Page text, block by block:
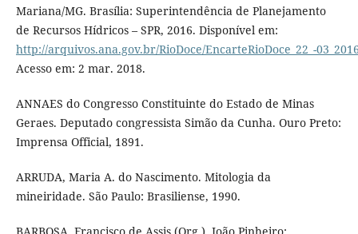
Mariana/MG. Brasília: Superintendência de Planejamento
de Recursos Hídricos – SPR, 2016. Disponível em:
http://arquivos.ana.gov.br/RioDoce/EncarteRioDoce_22_-
Acesso em: 2 mar. 2018.
ANNAES do Congresso Constituinte do Estado de Minas
Geraes. Deputado congressista Simão da Cunha. Ouro Preto:
Imprensa Official, 1891.
ARRUDA, Maria A. do Nascimento. Mitologia da
mineiridade. São Paulo: Brasiliense, 1990.